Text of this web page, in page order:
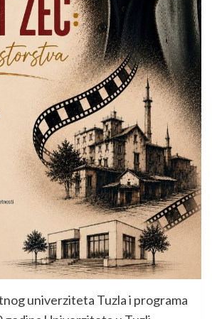
univerziteta Tuzla i programa